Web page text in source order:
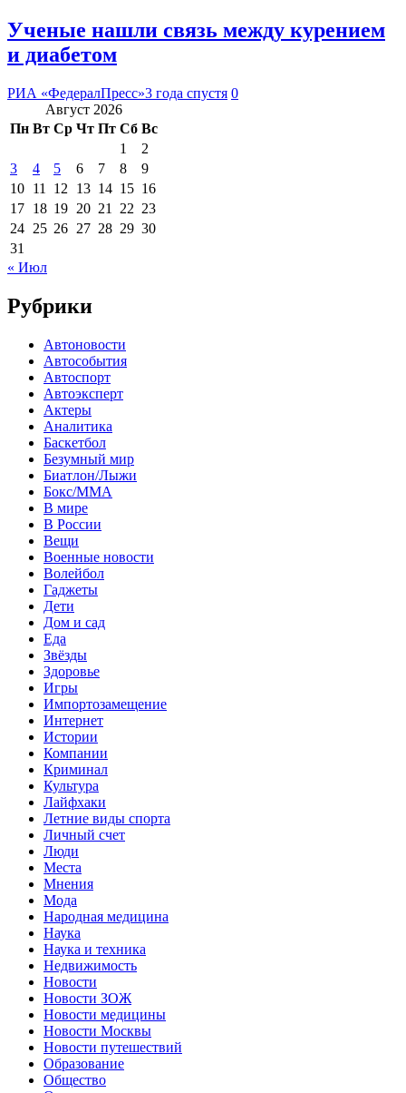
Ученые нашли связь между курением
и диабетом
РИА «ФедералПресс»3 года спустя 0
Август 2026
Пн Вт Ср Чт Пт Сб Вс
1
2
3
4 5 6 7 8
9
10 11 12 13 14 15 16
17 18 19 20 21 22 23
24 25 26 27 28 29 30
31
« Июл
Рубрики
Автоновости
Автособытия
Автоспорт
Автоэксперт
Актеры
Аналитика
Баскетбол
Безумный мир
Биатлон/Лыжи
Бокс/MMA
В мире
В России
Вещи
Военные новости
Волейбол
Гаджеты
Дети
Дом и сад
Еда
Звёзды
Здоровье
Игры
Импортозамещение
Интернет
Истории
Компании
Криминал
Культура
Лайфхаки
Летние виды спорта
Личный счет
Люди
Места
Мнения
Мода
Народная медицина
Наука
Наука и техника
Недвижимость
Новости
Новости ЗОЖ
Новости медицины
Новости Москвы
Новости путешествий
Образование
Общество